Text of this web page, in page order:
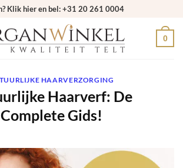
Klik hier en bel: +31 20 261 0004
0
HAARVERZORGING
Haarverf: De
Complete Gids!